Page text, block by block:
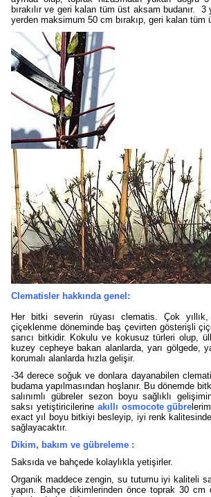
bırakılır ve geri kalan tüm üst aksam budanır. 3
yerden maksimum 50 cm bırakıp, geri kalan tüm
Clematisler hakkında genel:
Her bitki severin rüyası clematis. Çok yıllık,
çiçeklenme döneminde baş çevirten gösterişli
sarıcı bitkidir. Kokulu ve kokusuz türleri olup,
kuzey cepheye bakan alanlarda, yarı gölgede,
korumalı alanlarda hızla gelişir.
-34 derece soğuk ve donlara dayanabilen
budama yapılmasından hoşlanır. Bu dönemde
salınımlı gübreler sezon boyu sağlıklı
saksı yetiştiricilerine akıllı osmocote gübre
exact yıl boyu bitkiyi besleyip, iyi renk
sağlayacaktır.
Dikim, bakım ve gübreleme :
Saksıda ve bahçede kolaylıkla yetişirler.
Organik maddece zengin, su tutumu iyi kaliteli
yapın. Bahçe dikimlerinden önce toprak 30 cm